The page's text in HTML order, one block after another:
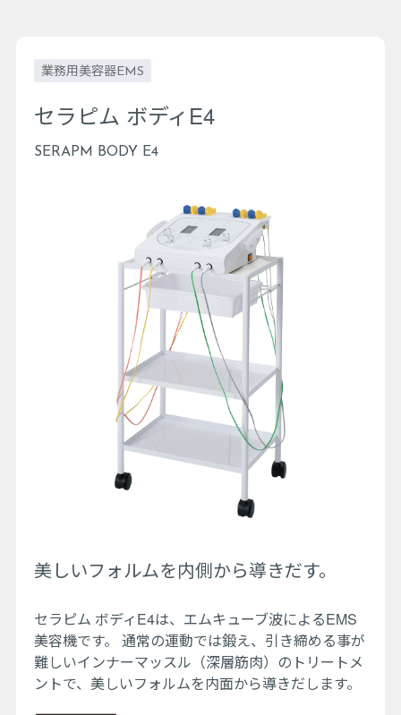
業務用美容器EMS
セラピム ボディE4
SERAPM BODY E4
美しいフォルムを内側から導きだす。
セラピム ボディE4は、エムキューブ波によるEMS
美容機です。 通常の運動では鍛え、引き締める事が
難しいインナーマッスル（深層筋肉）のトリートメ
ントで、美しいフォルムを内面から導きだします。